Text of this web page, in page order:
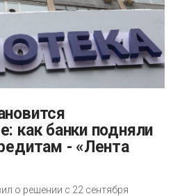
как банки подняли
- «Лента
о решении с 22 сентября